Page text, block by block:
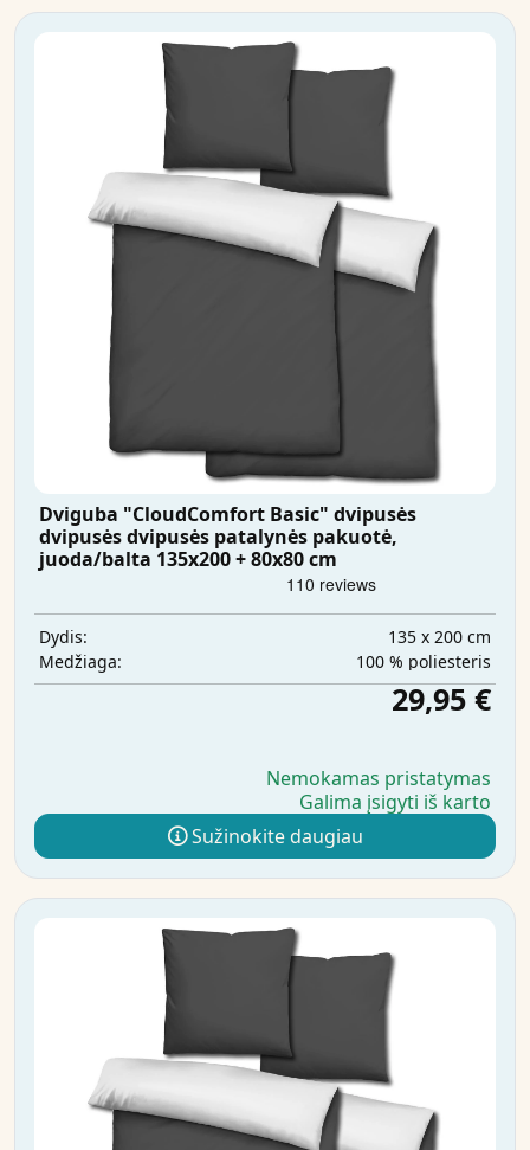
Dviguba "CloudComfort Basic" dvipusės
dvipusės dvipusės patalynės pakuotė,
juoda/balta 135x200 + 80x80 cm
Dydis:
135 x 200 cm
Medžiaga:
100 % poliesteris
29,95 €
Nemokamas pristatymas
Galima įsigyti iš karto
Sužinokite daugiau